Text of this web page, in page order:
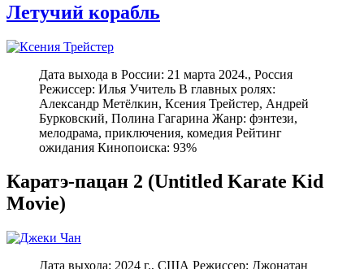
Летучий корабль
Дата выхода в России: 21 марта 2024., Россия
Режиссер: Илья Учитель В главных ролях:
Александр Метёлкин, Ксения Трейстер, Андрей
Бурковский, Полина Гагарина Жанр: фэнтези,
мелодрама, приключения, комедия Рейтинг
ожидания Кинопоиска: 93%
Каратэ-пацан 2 (Untitled Karate Kid
Movie)
Дата выхода: 2024 г., США Режиссер: Джонатан